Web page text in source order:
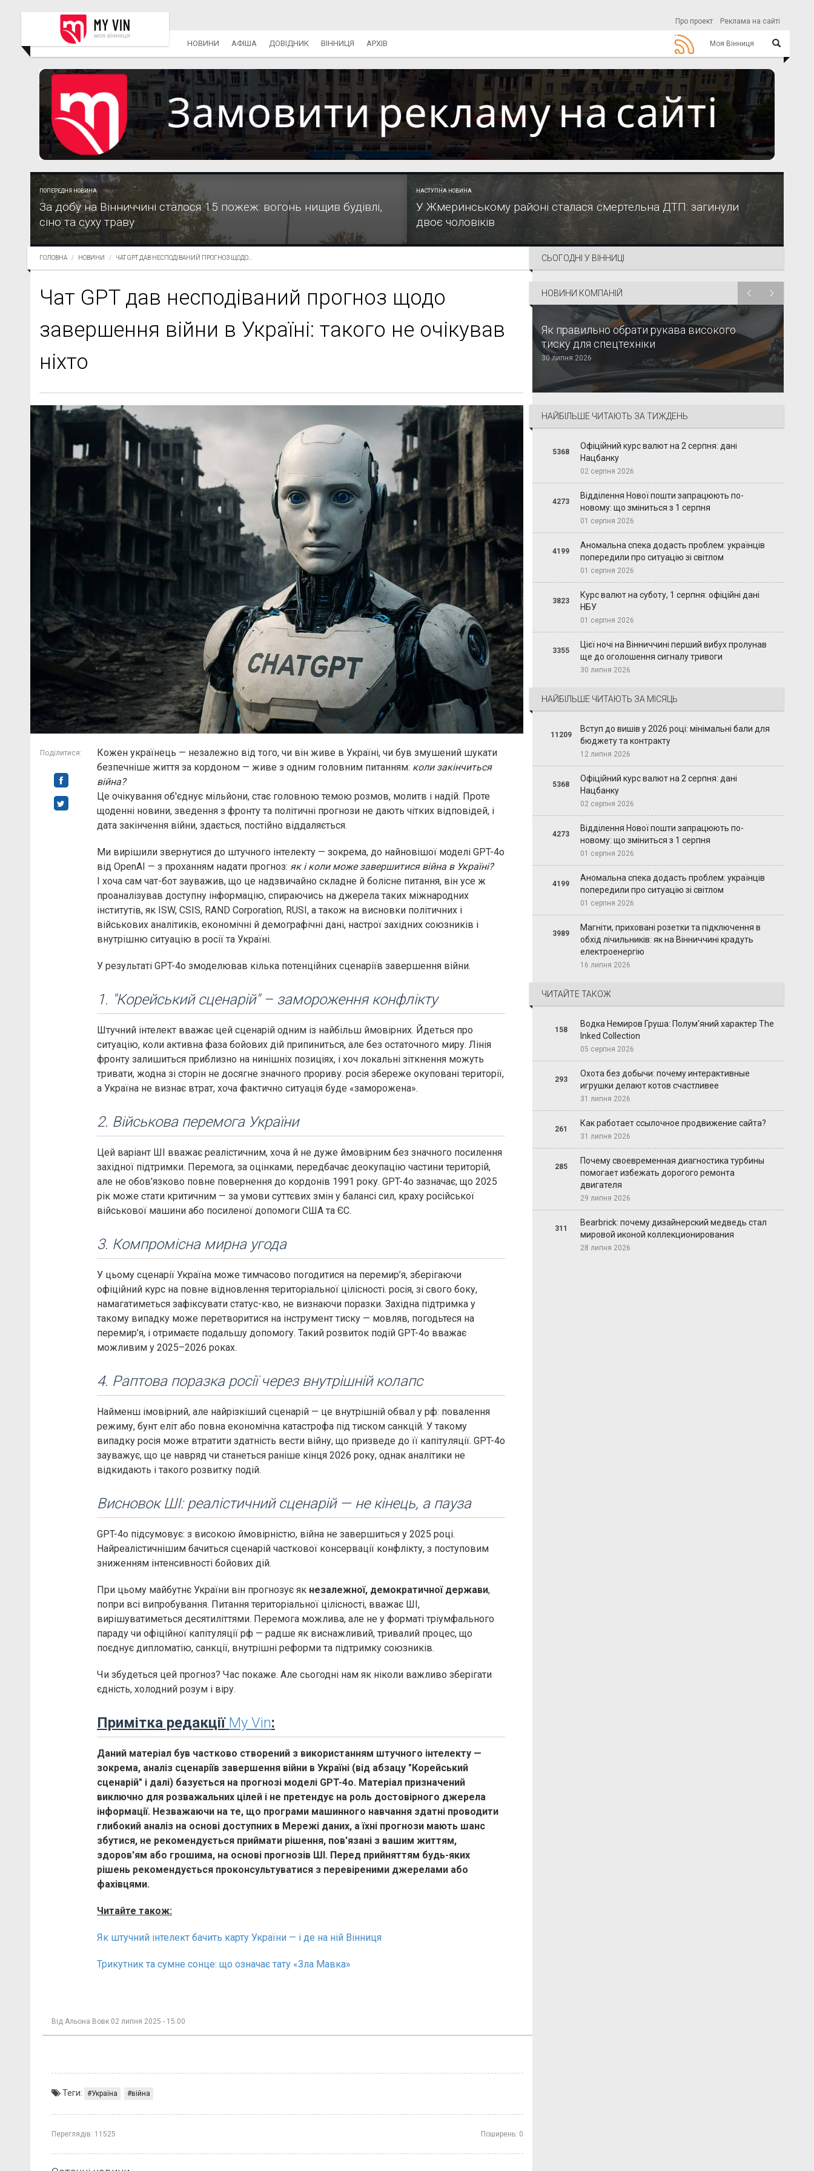
Про проект Реклама на сайті
Моя Вінниця
НОВИНИ АФІША ДОВІДНИК ВІННИЦЯ АРХІВ
ПОПЕРЕДНЯ НОВИНА
За добу на Вінниччині сталося 15 пожеж: вогонь нищив будівлі,
сіно та суху траву
НАСТУПНА НОВИНА
У Жмеринському районі сталася смертельна ДТП: загинули
двоє чоловіків
ГОЛОВНА НОВИНИ ЧАТ GPT ДАВ НЕСПОДІВАНИЙ ПРОГНОЗ ЩОДО...
Чат GPT дав несподіваний прогноз щодо
завершення війни в Україні: такого не очікував
ніхто
Поділитися:
Кожен українець — незалежно від того, чи він живе в Україні, чи був змушений шукати
безпечніше життя за кордоном — живе з одним головним питанням: коли закінчиться
війна?
Це очікування об'єднує мільйони, стає головною темою розмов, молитв і надій. Проте
щоденні новини, зведення з фронту та політичні прогнози не дають чітких відповідей, і
дата закінчення війни, здається, постійно віддаляється.
Ми вирішили звернутися до штучного інтелекту — зокрема, до найновішої моделі GPT-4o
від OpenAI — з проханням надати прогноз: як і коли може завершитися війна в Україні?
І хоча сам чат-бот зауважив, що це надзвичайно складне й болісне питання, він усе ж
проаналізував доступну інформацію, спираючись на джерела таких міжнародних
інститутів, як ISW, CSIS, RAND Corporation, RUSI, а також на висновки політичних і
військових аналітиків, економічні й демографічні дані, настрої західних союзників і
внутрішню ситуацію в росії та Україні.
У результаті GPT-4o змоделював кілька потенційних сценаріїв завершення війни.
1. "Корейський сценарій" – замороження конфлікту
Штучний інтелект вважає цей сценарій одним із найбільш ймовірних. Йдеться про
ситуацію, коли активна фаза бойових дій припиниться, але без остаточного миру. Лінія
фронту залишиться приблизно на нинішніх позиціях, і хоч локальні зіткнення можуть
тривати, жодна зі сторін не досягне значного прориву. росія збереже окуповані території,
а Україна не визнає втрат, хоча фактично ситуація буде «заморожена».
2. Військова перемога України
Цей варіант ШІ вважає реалістичним, хоча й не дуже ймовірним без значного посилення
західної підтримки. Перемога, за оцінками, передбачає деокупацію частини територій,
але не обов'язково повне повернення до кордонів 1991 року. GPT-4o зазначає, що 2025
рік може стати критичним — за умови суттєвих змін у балансі сил, краху російської
військової машини або посиленої допомоги США та ЄС.
3. Компромісна мирна угода
У цьому сценарії Україна може тимчасово погодитися на перемир’я, зберігаючи
офіційний курс на повне відновлення територіальної цілісності. росія, зі свого боку,
намагатиметься зафіксувати статус-кво, не визнаючи поразки. Західна підтримка у
такому випадку може перетворитися на інструмент тиску — мовляв, погодьтеся на
перемир’я, і отримаєте подальшу допомогу. Такий розвиток подій GPT-4o вважає
можливим у 2025–2026 роках.
4. Раптова поразка росії через внутрішній колапс
Найменш імовірний, але найрізкіший сценарій — це внутрішній обвал у рф: повалення
режиму, бунт еліт або повна економічна катастрофа під тиском санкцій. У такому
випадку росія може втратити здатність вести війну, що призведе до її капітуляції. GPT-4o
зауважує, що це навряд чи станеться раніше кінця 2026 року, однак аналітики не
відкидають і такого розвитку подій.
Висновок ШІ: реалістичний сценарій — не кінець, а пауза
GPT-4o підсумовує: з високою ймовірністю, війна не завершиться у 2025 році.
Найреалістичнішим бачиться сценарій часткової консервації конфлікту, з поступовим
зниженням інтенсивності бойових дій.
При цьому майбутнє України він прогнозує як незалежної, демократичної держави,
попри всі випробування. Питання територіальної цілісності, вважає ШІ,
вирішуватиметься десятиліттями. Перемога можлива, але не у форматі тріумфального
параду чи офіційної капітуляції рф — радше як виснажливий, тривалий процес, що
поєднує дипломатію, санкції, внутрішні реформи та підтримку союзників.
Чи збудеться цей прогноз? Час покаже. Але сьогодні нам як ніколи важливо зберігати
єдність, холодний розум і віру.
Примітка редакції My Vin:
Даний матеріал був частково створений з використанням штучного інтелекту —
зокрема, аналіз сценаріїв завершення війни в Україні (від абзацу "Корейський
сценарій" і далі) базується на прогнозі моделі GPT-4o. Матеріал призначений
виключно для розважальних цілей і не претендує на роль достовірного джерела
інформації. Незважаючи на те, що програми машинного навчання здатні проводити
глибокий аналіз на основі доступних в Мережі даних, а їхні прогнози мають шанс
збутися, не рекомендується приймати рішення, пов'язані з вашим життям,
здоров'ям або грошима, на основі прогнозів ШІ. Перед прийняттям будь-яких
рішень рекомендується проконсультуватися з перевіреними джерелами або
фахівцями.
Читайте також:
Як штучний інтелект бачить карту України — і де на ній Вінниця
Трикутник та сумне сонце: що означає тату «Зла Мавка»
Від Альона Вовк 02 липня 2025 - 15:00
Теги: Україна війна
Переглядів: 11525 Поширень: 0
СЬОГОДНІ У ВІННИЦІ
НОВИНИ КОМПАНІЙ
Як правильно обрати рукава високого
тиску для спецтехніки
30 липня 2026
НАЙБІЛЬШЕ ЧИТАЮТЬ ЗА ТИЖДЕНЬ
5368
Офіційний курс валют на 2 серпня: дані
Нацбанку
02 серпня 2026
4273
Відділення Нової пошти запрацюють по-
новому: що зміниться з 1 серпня
01 серпня 2026
4199
Аномальна спека додасть проблем: українців
попередили про ситуацію зі світлом
01 серпня 2026
3823
Курс валют на суботу, 1 серпня: офіційні дані
НБУ
01 серпня 2026
3355
Цієї ночі на Вінниччині перший вибух пролунав
ще до оголошення сигналу тривоги
30 липня 2026
НАЙБІЛЬШЕ ЧИТАЮТЬ ЗА МІСЯЦЬ
11209
Вступ до вишів у 2026 році: мінімальні бали для
бюджету та контракту
12 липня 2026
5368
Офіційний курс валют на 2 серпня: дані
Нацбанку
02 серпня 2026
4273
Відділення Нової пошти запрацюють по-
новому: що зміниться з 1 серпня
01 серпня 2026
4199
Аномальна спека додасть проблем: українців
попередили про ситуацію зі світлом
01 серпня 2026
3989
Магніти, приховані розетки та підключення в
обхід лічильників: як на Вінниччині крадуть
електроенергію
16 липня 2026
ЧИТАЙТЕ ТАКОЖ
158
Водка Немиров Груша: Полум'яний характер The
Inked Collection
05 серпня 2026
293
Охота без добычи: почему интерактивные
игрушки делают котов счастливее
31 липня 2026
261
Как работает ссылочное продвижение сайта?
31 липня 2026
285
Почему своевременная диагностика турбины
помогает избежать дорогого ремонта
двигателя
29 липня 2026
311
Bearbrick: почему дизайнерский медведь стал
мировой иконой коллекционирования
28 липня 2026